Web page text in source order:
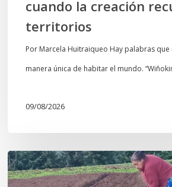
cuando la creación
territorios
Por Marcela Huitraiqueo Hay palabras que
manera única de habitar el mundo.
09/08/2026
«La
privatización